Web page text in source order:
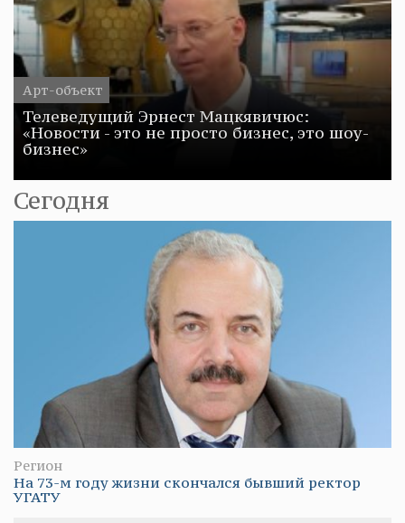
Арт-объект
Телеведущий Эрнест Мацкявичюс:
«Новости - это не просто бизнес, это шоу-
бизнес»
Сегодня
Регион
На 73-м году жизни скончался бывший ректор
УГАТУ